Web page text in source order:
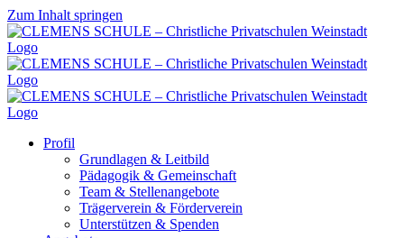
Zum Inhalt springen
Profil
Grundlagen & Leitbild
Pädagogik & Gemeinschaft
Team & Stellenangebote
Trägerverein & Förderverein
Unterstützen & Spenden